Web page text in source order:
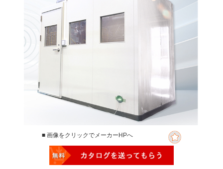
■ 画像をクリックでメーカーHPへ